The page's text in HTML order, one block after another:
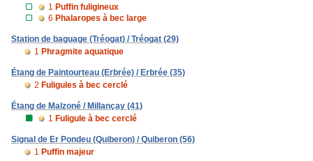
1 Puffin fuligineux
6 Phalaropes à bec large
Station de baguage (Tréogat) / Tréogat (29)
1 Phragmite aquatique
Étang de Paintourteau (Erbrée) / Erbrée (35)
2 Fuligules à bec cerclé
Étang de Malzoné / Millançay (41)
1 Fuligule à bec cerclé
Signal de Er Pondeu (Quiberon) / Quiberon (56)
1 Puffin majeur